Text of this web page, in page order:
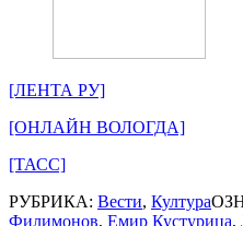
[ЛЕНТА РУ]
[ОНЛАЙН ВОЛОГДА]
[ТАСС]
РУБРИКА: Вести, Култура
Филимонов, Емир Кустурица,